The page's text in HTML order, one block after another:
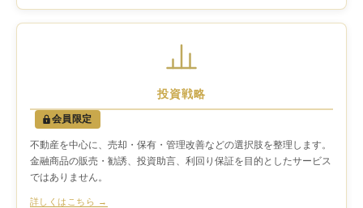
投資戦略
会員限定
不動産を中心に、売却・保有・管理改善などの選択肢を整理します。
金融商品の販売・勧誘、投資助言、利回り保証を目的としたサービス
ではありません。
詳しくはこちら →